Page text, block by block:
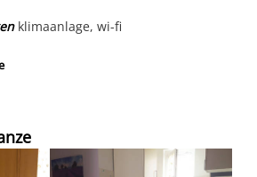
klimaanlage, wi-fi